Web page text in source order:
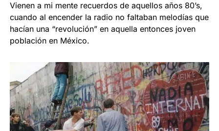
Vienen a mi mente recuerdos de aquellos años 80’s,
cuando al encender la radio no faltaban melodías que
hacían una “revolución” en aquella entonces joven
población en México.